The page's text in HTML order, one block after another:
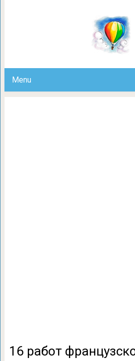
Menu
16 работ
углы в 3D-
16 работ